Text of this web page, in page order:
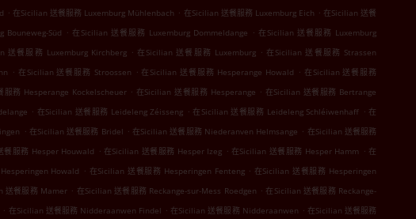
. 在Sicilian 送餐服務 Luxemburg Mühlenbach . 在Sicilian 送餐服務 Luxemburg Eich . 在Sicilian 送餐
Bouneweg-Süd . 在Sicilian 送餐服務 Luxemburg Dommeldange . 在Sicilian 送餐服務 Luxemburg
送餐服務 Luxemburg Kirchberg . 在Sicilian 送餐服務 Luxemburg . 在Sicilian 送餐服務 Strassen
. 在Sicilian 送餐服務 Stroossen . 在Sicilian 送餐服務 Hesperange Howald . 在Sicilian 送餐服務
服務 Hesperange Kockelscheuer . 在Sicilian 送餐服務 Hesperange . 在Sicilian 送餐服務 Bertrange
. 在Sicilian 送餐服務 Leideleng Zéisseng . 在Sicilian 送餐服務 Leideleng Schléiwenhaff . 在
. 在Sicilian 送餐服務 Bridel . 在Sicilian 送餐服務 Niederanven Helmsange . 在Sicilian 送餐服務
餐服務 Hesper Houwald . 在Sicilian 送餐服務 Hesper Izeg . 在Sicilian 送餐服務 Hesper Hamm . 在
Howald . 在Sicilian 送餐服務 Hesperingen Fenteng . 在Sicilian 送餐服務 Hesperingen
送餐服務 Mamer . 在Sicilian 送餐服務 Reckange-sur-Mess Roedgen . 在Sicilian 送餐服務 Reckange-
. 在Sicilian 送餐服務 Nidderaanwen Findel . 在Sicilian 送餐服務 Nidderaanwen . 在Sicilian 送餐服務